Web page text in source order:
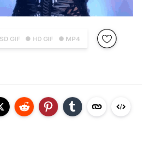
GIF ● HD GIF ● MP4